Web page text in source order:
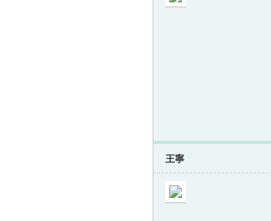
王寧